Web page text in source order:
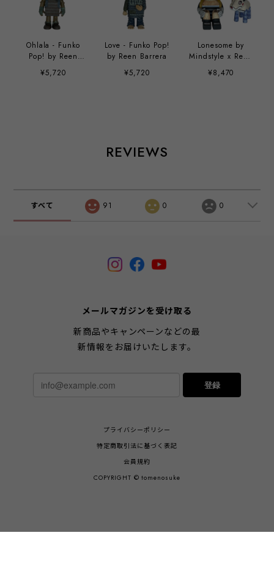
Ohlala - Funko
Pop! by Reen
Barrera
¥5,720
Love - Funko Pop!
by Reen Barrera
¥5,720
Lonesome by
Mindstyle x Reen
Barrera
¥8,470
REVIEWS
すべて 91 0 0
メールマガジンを受け取る
新商品やキャンペーンなどの最
新情報をお届けいたします。
登録
プライバシーポリシー
特定商取引法に基づく表記
会員規約
COPYRIGHT © tomenosuke